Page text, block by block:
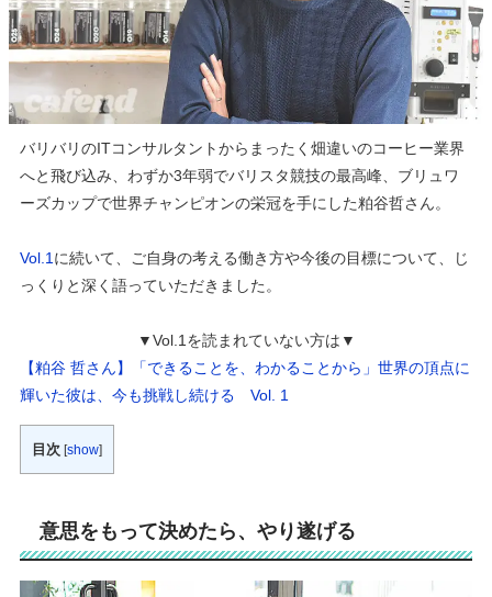
バリバリの ITコンサルタント からまったく畑違いのコーヒー業界
へと飛び込み、わずか3年弱でバリスタ競技の最高峰、ブリュワ
ーズカップで世界チャンピオンの栄冠を手にした粕谷哲さん。
Vol.1 に続いて、ご自身の考える働き方や今後の目標について、じ
っくりと深く語っていただきました。
▼Vol.1を読まれていない方は▼
【粕谷 哲さん】「できることを、わかることから」世界の頂点に
輝いた彼は、今も挑戦し続ける Vol. 1
目次 [show]
意思をもって決めたら、やり遂げる